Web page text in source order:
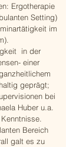
Ergotherapie
Setting)
im
in der
einer
geprägt;
bei
Huber u.a.
Bereich
galt es zu